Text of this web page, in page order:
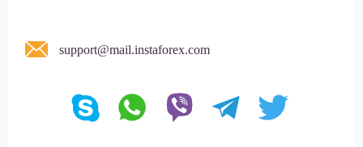
support@mail.instaforex.com